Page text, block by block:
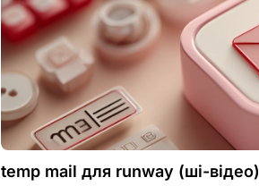
temp mail для runway (шi-відео)